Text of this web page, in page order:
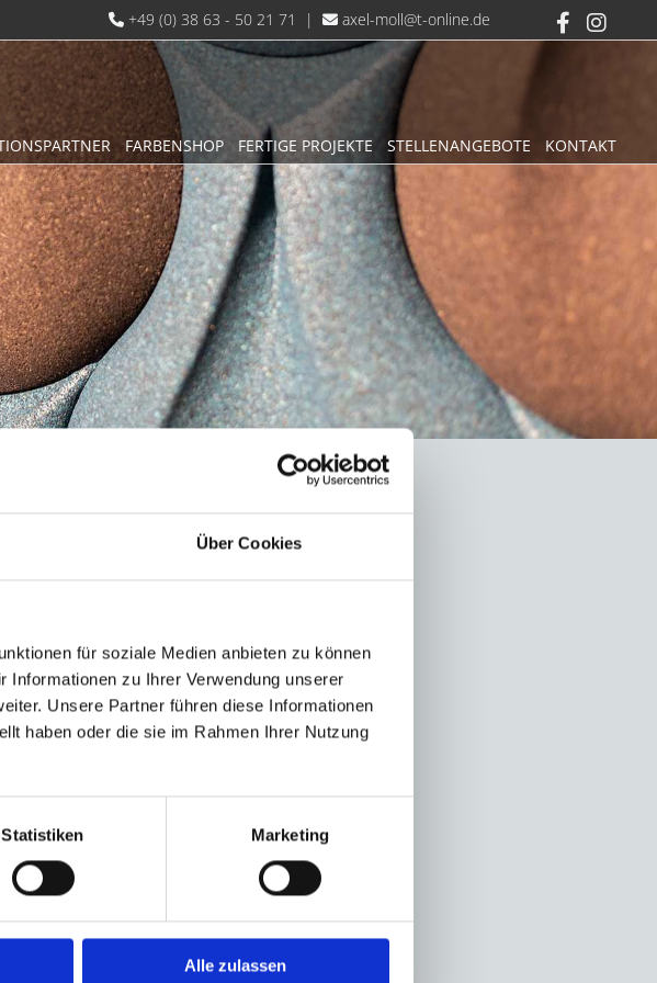
Über Cookies
für soziale Medien anbieten zu können
Informationen zu Ihrer Verwendung unserer
Unsere Partner führen diese Informationen
haben oder die sie im Rahmen Ihrer Nutzung
Statistiken Marketing
Alle zulassen
 +49 (0) 38 63 - 50 21 71 |  axel-moll@t-online.de
FARBENSHOP FERTIGE PROJEKTE STELLENANGEBOTE KONTAKT
wir außerdem: